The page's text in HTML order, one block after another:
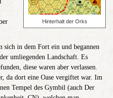
Hinterhalt der Orks
sich in dem Fort ein und begannen
umliegenden Landschaft. Es
diese waren aber verlassen.
da dort eine Oase vergiftet war. Im
Tempel des Gymbil (auch Der